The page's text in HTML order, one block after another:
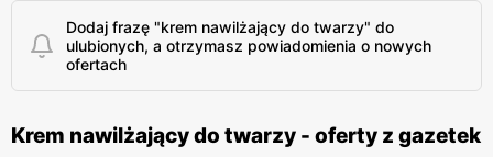
Dodaj frazę "krem nawilżający do twarzy" do
ulubionych, a otrzymasz powiadomienia o nowych
ofertach
Krem nawilżający do twarzy - oferty z gazetek